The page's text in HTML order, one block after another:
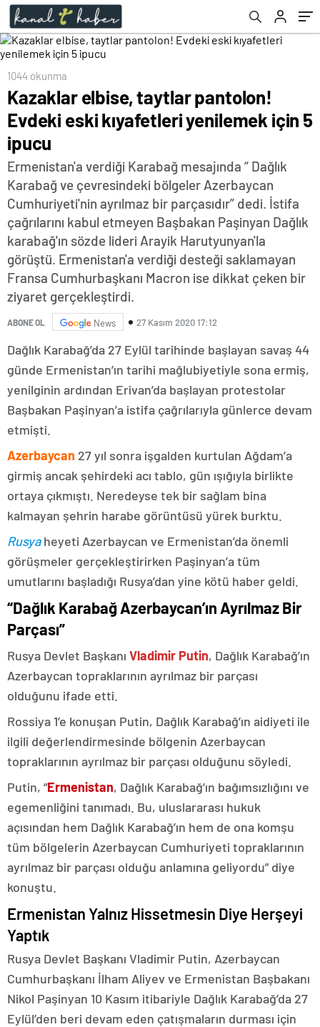
1044 okunma
Kazaklar elbise, taytlar pantolon!
Evdeki eski kıyafetleri yenilemek için 5
ipucu
Ermenistan'a verdiği Karabağ mesajında “ Dağlık
Karabağ ve çevresindeki bölgeler Azerbaycan
Cumhuriyeti'nin ayrılmaz bir parçasıdır” dedi. İstifa
çağrılarını kabul etmeyen Başbakan Paşinyan Dağlık
karabağ'ın sözde lideri Arayik Harutyunyan'la
görüştü. Ermenistan'a verdiği desteği saklamayan
Fransa Cumhurbaşkanı Macron ise dikkat çeken bir
ziyaret gerçekleştirdi.
ABONE OL News 27 Kasım 2020 17:12
Dağlık Karabağ’da 27 Eylül tarihinde başlayan savaş 44
günde Ermenistan’ın tarihi mağlubiyetiyle sona ermiş,
yenilginin ardından Erivan’da başlayan protestolar
Başbakan Paşinyan’a istifa çağrılarıyla günlerce devam
etmişti.
Azerbaycan 27 yıl sonra işgalden kurtulan Ağdam’a
girmiş ancak şehirdeki acı tablo, gün ışığıyla birlikte
ortaya çıkmıştı. Neredeyse tek bir sağlam bina
kalmayan şehrin harabe görüntüsü yürek burktu.
Rusyaheyeti Azerbaycan ve Ermenistan’da önemli
görüşmeler gerçekleştirirken Paşinyan’a tüm
umutlarını başladığı Rusya’dan yine kötü haber geldi.
“Dağlık Karabağ Azerbaycan’ın Ayrılmaz Bir
Parçası”
Rusya Devlet Başkanı Vladimir Putin, Dağlık Karabağ’ın
Azerbaycan topraklarının ayrılmaz bir parçası
olduğunu ifade etti.
Rossiya 1’e konuşan Putin, Dağlık Karabağ’ın aidiyeti ile
ilgili değerlendirmesinde bölgenin Azerbaycan
topraklarının ayrılmaz bir parçası olduğunu söyledi.
Putin, “Ermenistan, Dağlık Karabağ’ın bağımsızlığını ve
egemenliğini tanımadı. Bu, uluslararası hukuk
açısından hem Dağlık Karabağ’ın hem de ona komşu
tüm bölgelerin Azerbaycan Cumhuriyeti topraklarının
ayrılmaz bir parçası olduğu anlamına geliyordu” diye
konuştu.
Ermenistan Yalnız Hissetmesin Diye Herşeyi
Yaptık
Rusya Devlet Başkanı Vladimir Putin, Azerbaycan
Cumhurbaşkanı İlham Aliyev ve Ermenistan Başbakanı
Nikol Paşinyan 10 Kasım itibariyle Dağlık Karabağ’da 27
Eylül’den beri devam eden çatışmaların durması için